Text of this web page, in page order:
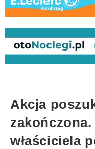
Akcja
właściciela